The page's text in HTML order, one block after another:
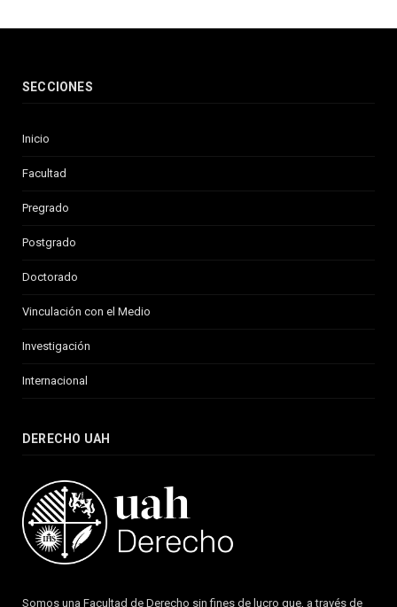
SECCIONES
Inicio
Facultad
Pregrado
Postgrado
Doctorado
Vinculación con el Medio
Investigación
Internacional
DERECHO UAH
Somos una Facultad de Derecho sin fines de lucro que, a través de